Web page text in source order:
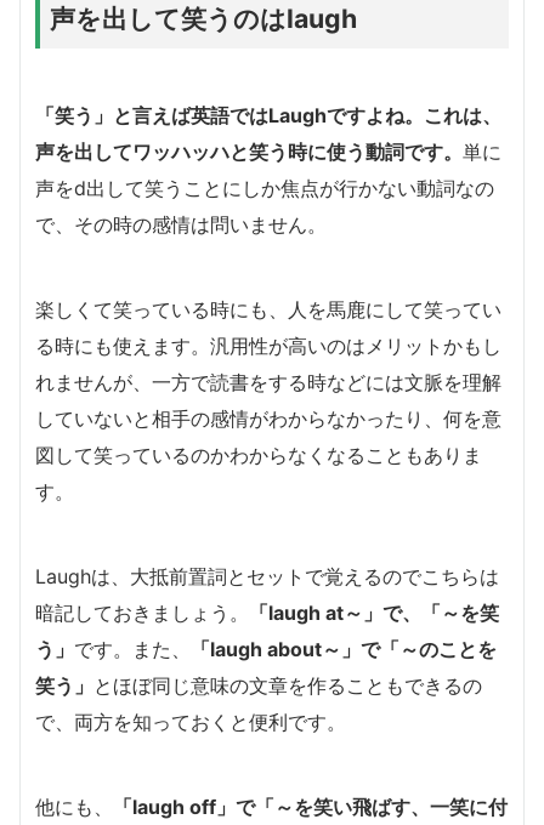
声を出して笑うのはlaugh
「笑う」と言えば英語ではLaughですよね。これは、
声を出してワッハッハと笑う時に使う動詞です。 単に
声をd出して笑うことにしか焦点が行かない動詞なの
で、その時の感情は問いません。
楽しくて笑っている時にも、人を馬鹿にして笑ってい
る時にも使えます。汎用性が高いのはメリットかもし
れませんが、一方で読書をする時などには文脈を理解
していないと相手の感情がわからなかったり、何を意
図して笑っているのかわからなくなることもありま
す。
Laughは、大抵前置詞とセットで覚えるのでこちらは
暗記しておきましょう。
「laugh at～」で、「～を笑
う」 です。また、
「laugh about～」で「～のことを
笑う」 とほぼ同じ意味の文章を作ることもできるの
で、両方を知っておくと便利です。
他にも、
「laugh off」で「～を笑い飛ばす、一笑に付